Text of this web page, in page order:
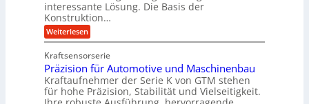
r
g
l
e
c
h
e
l
g
e
w
n
d
a
t
z
u
n
d
A
c
h
i
n
Z
e
e
n
interessante Lösung. Die Basis der
Konstruktion…
Weiterlesen:
Z
h
n
s
t
a
Kraftsensorserie
Präzision für Automotive und Maschinenbau
Kraftaufnehmer der Serie K von GTM stehen
für hohe Präzision, Stabilität und Vielseitigkeit.